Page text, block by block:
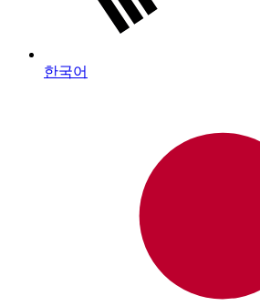
한국어